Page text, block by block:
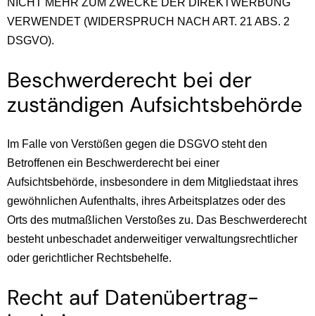
VERWENDET (WIDERSPRUCH NACH ART. 21 ABS. 2
DSGVO).
Beschwerde­recht bei der
zuständigen Aufsichts­behörde
Im Falle von Verstößen gegen die DSGVO steht den
Betroffenen ein Beschwerderecht bei einer
Aufsichtsbehörde, insbesondere in dem Mitgliedstaat ihres
gewöhnlichen Aufenthalts, ihres Arbeitsplatzes oder des
Orts des mutmaßlichen Verstoßes zu. Das Beschwerderecht
besteht unbeschadet anderweitiger verwaltungsrechtlicher
oder gerichtlicher Rechtsbehelfe.
Recht auf Daten­übertrag­